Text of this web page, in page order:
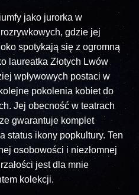
jako jurorka w
gdzie jej
spotykają się z ogromną
laureatka Złotych Lwów
wpływowych postaci w
pokolenia kobiet do
Jej obecność w teatrach
gwarantuje komplet
status ikony popkultury. Ten
osobowości i niezłomnej
jest dla mnie
kolekcji.